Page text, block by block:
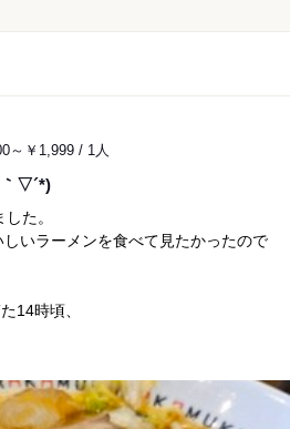
～￥1,999 / 1人
▽´*)
た。
いラーメンを食べて見たかったので
14時頃、